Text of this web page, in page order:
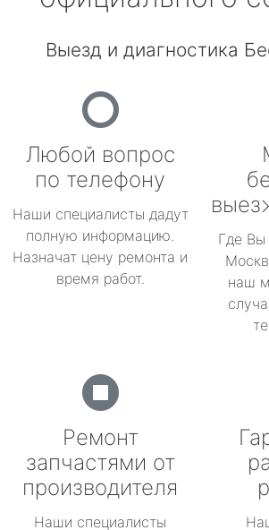
Выезд и диагностика
Любой вопрос
по телефону
Наши специалисты дадут
полную информацию.
Назначат цену ремонта и
время работ.
Где Вы
наш
Ремонт
запчастями от
производителя
Наши специалисты